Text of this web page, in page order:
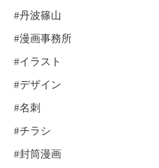
#丹波篠山
#漫画事務所
#イラスト
#デザイン
#名刺
#チラシ
#封筒漫画